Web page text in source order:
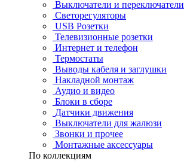
Выключатели и переключатели
Светорегуляторы
USB Розетки
Телевизионные розетки
Интернет и телефон
Термостаты
Выводы кабеля и заглушки
Накладной монтаж
Аудио и видео
Блоки в сборе
Датчики движения
Выключатели для жалюзи
Звонки и прочее
Монтажные аксессуары
По коллекциям